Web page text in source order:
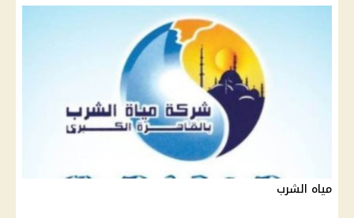
مياه الشرب